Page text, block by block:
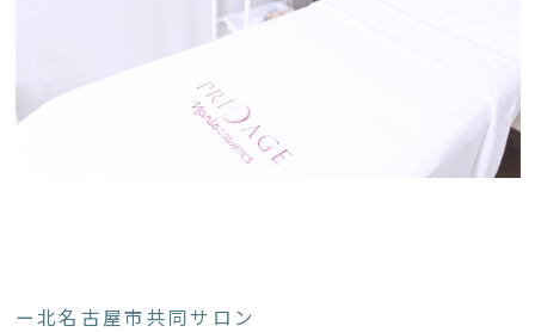
ー北名古屋市共同サロン